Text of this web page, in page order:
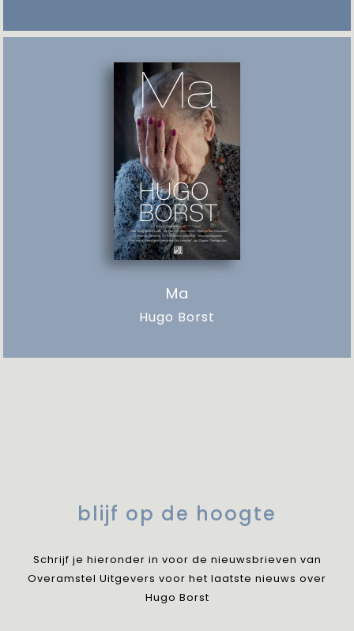
Ma
Hugo Borst
blijf op de hoogte
Schrijf je hieronder in voor de nieuwsbrieven van
Overamstel Uitgevers voor het laatste nieuws over
Hugo Borst